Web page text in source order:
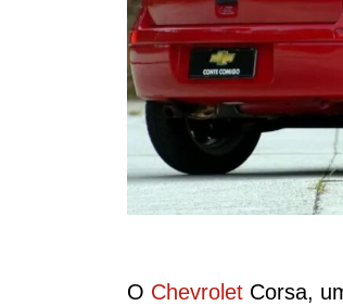
O Chevrolet Corsa,